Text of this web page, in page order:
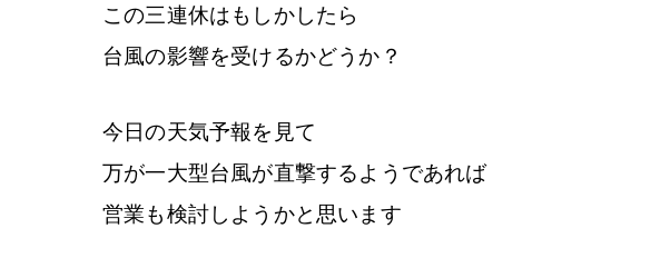
この三連休はもしかしたら
台風の影響を受けるかどうか？
今日の天気予報を見て
万が一大型台風が直撃するようであれば
営業も検討しようかと思います